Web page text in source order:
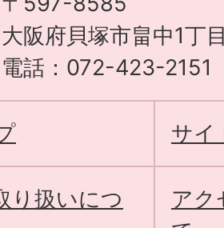
大阪府貝塚市畠中1丁
電話：072-423-2151
サイ
り扱いにつ
アク